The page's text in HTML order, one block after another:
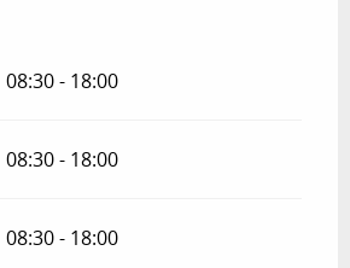
08:30 - 18:00
08:30 - 18:00
08:30 - 18:00